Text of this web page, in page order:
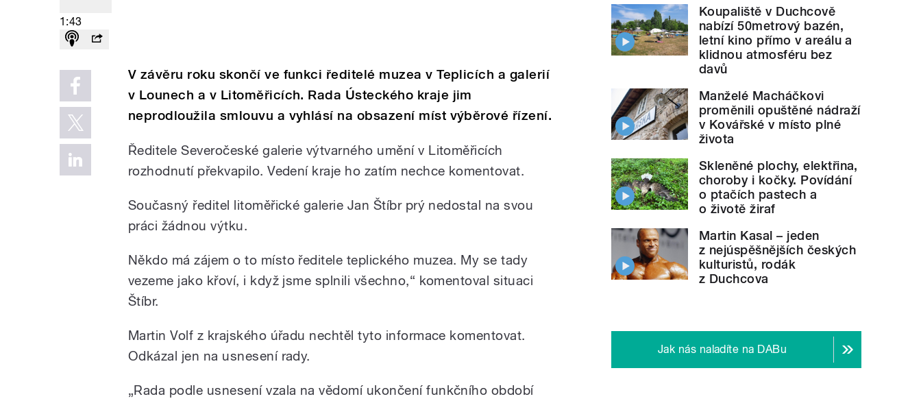
1:43
V závěru roku skončí ve funkci ředitelé muzea v Teplicích a galerií
v Lounech a v Litoměřicích. Rada Ústeckého kraje jim
neprodloužila smlouvu a vyhlásí na obsazení míst výběrové řízení.
Ředitele Severočeské galerie výtvarného umění v Litoměřicích
rozhodnutí překvapilo. Vedení kraje ho zatím nechce komentovat.
Současný ředitel litoměřické galerie Jan Štíbr prý nedostal na svou
práci žádnou výtku.
Někdo má zájem o to místo ředitele teplického muzea. My se tady
vezeme jako křoví, i když jsme splnili všechno,“ komentoval situaci
Štíbr.
Martin Volf z krajského úřadu nechtěl tyto informace komentovat.
Odkázal jen na usnesení rady.
„Rada podle usnesení vzala na vědomí ukončení funkčního období
Koupaliště v Duchcově
nabízí 50metrový bazén,
letní kino přímo v areálu a
klidnou atmosféru bez
davů
Manželé Macháčkovi
proměnili opuštěné nádraží
v Kovářské v místo plné
života
Skleněné plochy, elektřina,
choroby i kočky. Povídání
o ptačích pastech a
o životě žiraf
Martin Kasal – jeden
z nejúspěšnějších českých
kulturistů, rodák
z Duchcova
Jak nás naladíte na DABu